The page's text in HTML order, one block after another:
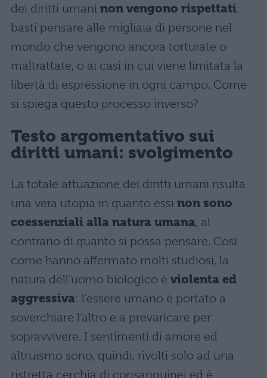
dei diritti umani non vengono rispettati:
basti pensare alle migliaia di persone nel
mondo che vengono ancora torturate o
maltrattate, o ai casi in cui viene limitata la
libertà di espressione in ogni campo. Come
si spiega questo processo inverso?
Testo argomentativo sui
diritti umani: svolgimento
La totale attuazione dei diritti umani risulta
una vera utopia in quanto essi non sono
coessenziali alla natura umana, al
contrario di quanto si possa pensare. Così
come hanno affermato molti studiosi, la
natura dell’uomo biologico è violenta ed
aggressiva: l’essere umano è portato a
soverchiare l’altro e a prevaricare per
sopravvivere. I sentimenti di amore ed
altruismo sono, quindi, rivolti solo ad una
ristretta cerchia di consanguinei ed è